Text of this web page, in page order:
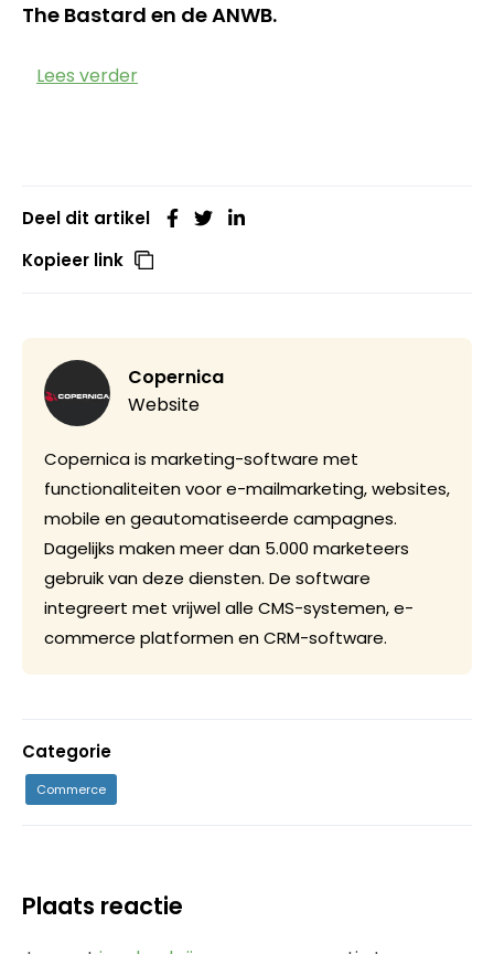
The Bastard en de ANWB.
Lees verder
Deel dit artikel
Kopieer link
Copernica
Website
Copernica is marketing-software met
functionaliteiten voor e-mailmarketing, websites,
mobile en geautomatiseerde campagnes.
Dagelijks maken meer dan 5.000 marketeers
gebruik van deze diensten. De software
integreert met vrijwel alle CMS-systemen, e-
commerce platformen en CRM-software.
Categorie
Commerce
Plaats reactie